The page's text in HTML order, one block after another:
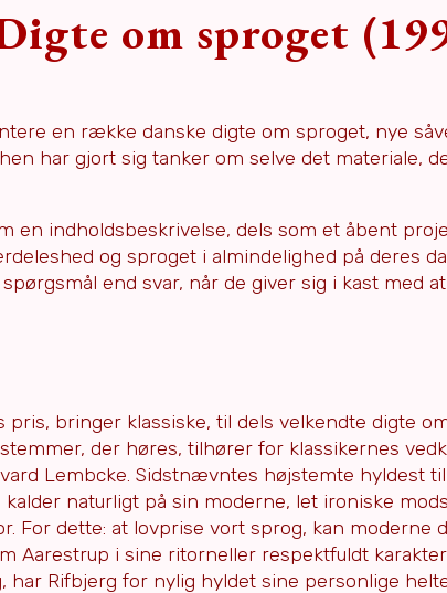
om sproget
en række danske digte om sproget, nye
har gjort sig tanker om selve det materiale,
en indholdsbeskrivelse, dels som et åbent
og sproget i almindelighed på deres
end svar, når de giver sig i kast med
bringer klassiske, til dels velkendte digte
der høres, tilhører for klassikernes
Lembcke. Sidstnævntes højstemte hyldest
naturligt på sin moderne, let ironiske
For dette: at lovprise vort sprog, kan
Aarestrup i sine ritorneller respektfuldt
har Rifbjerg for nylig hyldet sine personlige